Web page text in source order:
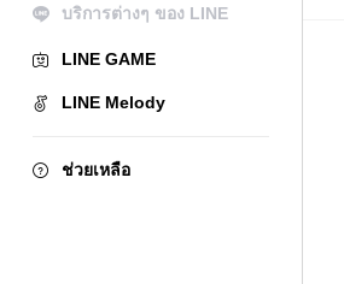
บริการต่างๆ ของ LINE
LINE GAME
LINE Melody
ช่วยเหลือ